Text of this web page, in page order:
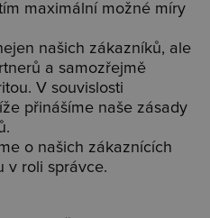
maximální možné míry
našich zákazníků, ale
a samozřejmě
V souvislosti
přinášíme naše zásady
o našich zákaznících
v roli správce.